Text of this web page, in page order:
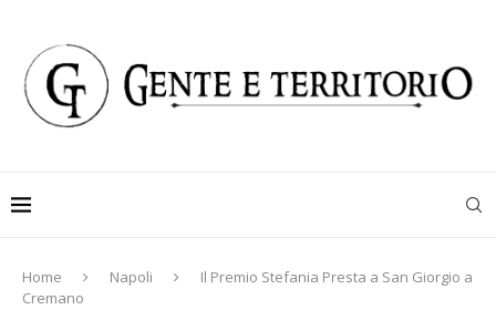
Home Napoli
Il Premio Stefania Presta a San Giorgio a
Cremano